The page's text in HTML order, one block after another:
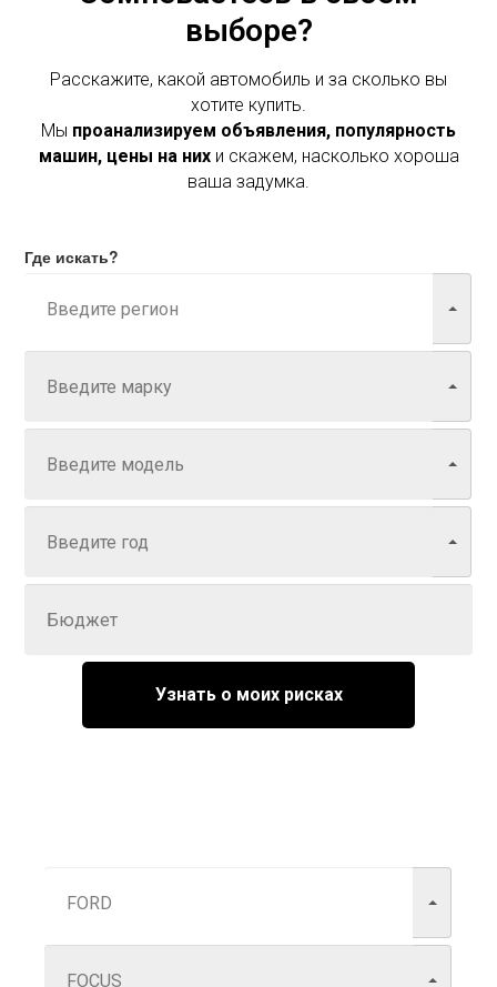
выборе?
Расскажите, какой автомобиль и за сколько вы
хотите купить.
Мы проанализируем объявления, популярность
машин, цены на нихи скажем, насколько хороша
ваша задумка.
Где искать?
Узнать о моих рисках